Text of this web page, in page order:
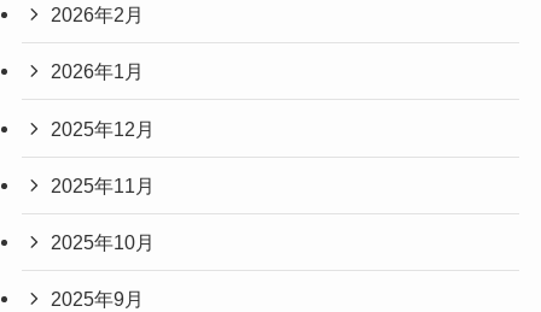
2026年2月
2026年1月
2025年12月
2025年11月
2025年10月
2025年9月